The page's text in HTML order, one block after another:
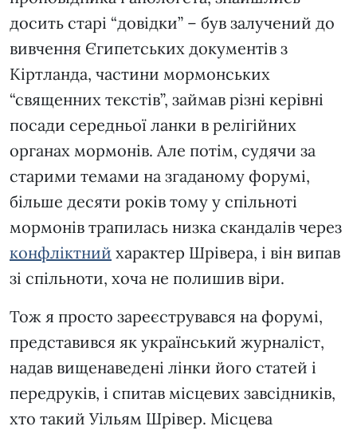
досить старі “довідки” – був залучений до
вивчення Єгипетських документів з
Кіртланда, частини мормонських
“священних текстів”, займав різні керівні
посади середньої ланки в релігійних
органах мормонів. Але потім, судячи за
старими темами на згаданому форумі,
більше десяти років тому у спільноті
мормонів трапилась низка скандалів через
конфліктний характер Шрівера, і він випав
зі спільноти, хоча не полишив віри.
Тож я просто зареєструвався на форумі,
представився як український журналіст,
надав вищенаведені лінки його статей і
передруків, і спитав місцевих завсідників,
хто такий Уільям Шрівер. Місцева